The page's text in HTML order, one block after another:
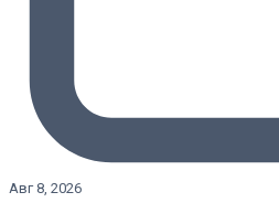
Авг 8, 2026